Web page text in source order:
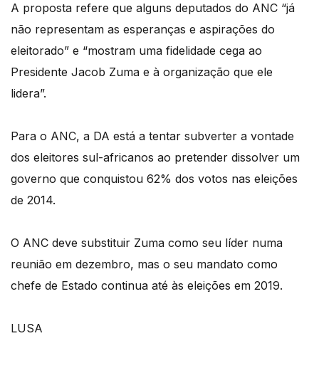
A proposta refere que alguns deputados do ANC “já
não representam as esperanças e aspirações do
eleitorado” e “mostram uma fidelidade cega ao
Presidente Jacob Zuma e à organização que ele
lidera”.
Para o ANC, a DA está a tentar subverter a vontade
dos eleitores sul-africanos ao pretender dissolver um
governo que conquistou 62% dos votos nas eleições
de 2014.
O ANC deve substituir Zuma como seu líder numa
reunião em dezembro, mas o seu mandato como
chefe de Estado continua até às eleições em 2019.
LUSA